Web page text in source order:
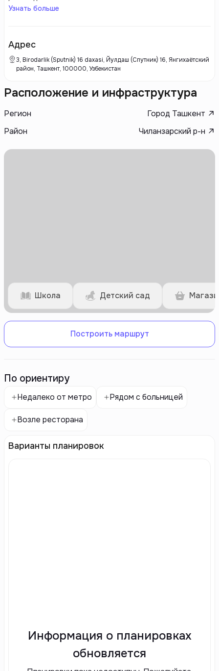
строительством жилых комплексов и коммерческой недвижимости,
стандартам. Команда профессионалов состоит из опытных
архитекторов, инженеров и проектировщиков компании, что
обеспечивает успешную реализацию проектов и вызывает
удовлетворение клиентов.
Узнать больше
Адрес
3, Birodarlik (Sputnik) 16 daxasi, Йулдаш (Спутник) 16, Янгихаётский
район, Ташкент, 100000, Узбекистан
Расположение и инфраструктура
Регион
Город Ташкент
Район
Чиланзарский р-н
Школа Детский сад
Построить маршрут
По ориентиру
Недалеко от метро Рядом с больницей
Возле ресторана
Варианты планировок
Информация о планировках
обновляется